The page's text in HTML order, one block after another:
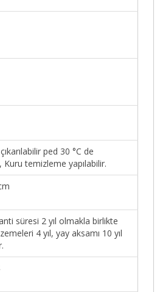
ped 30 °C de
Kuru temizleme yapılabilir.
süresi 2 yıl olmakla birlikte
4 yıl, yay aksamı 10 yıl